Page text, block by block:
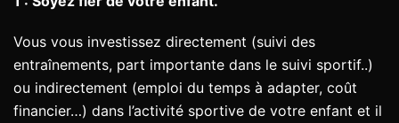
Vous vous investissez directement (suivi des
entraînements, part importante dans le suivi sportif..)
ou indirectement (emploi du temps à adapter, coût
financier…) dans l’activité sportive de votre enfant et il